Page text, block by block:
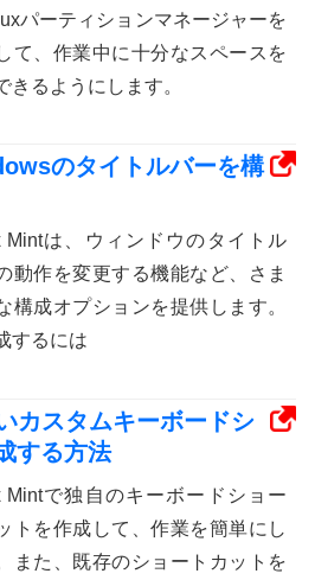
パーティションマネージャーを
て、作業中に十分なスペースを
きるようにします。
のタイトルバーを構
Mintは、ウィンドウのタイトル
動作を変更する機能など、さま
構成オプションを提供します。
するには
カスタムキーボードシ
する方法
Mintで独自のキーボードショー
トを作成して、作業を簡単にし
また、既存のショートカットを